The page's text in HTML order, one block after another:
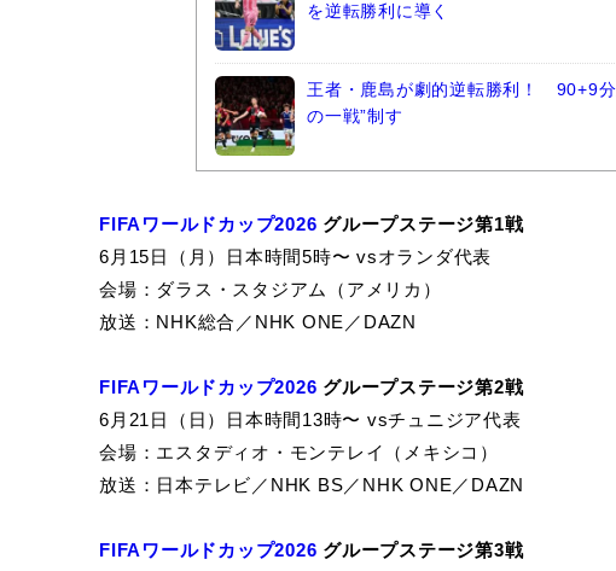
を逆転勝利に導く
王者・鹿島が劇的逆転勝利！ 90+9
の一戦”制す
FIFAワールドカップ2026 グループステージ第1戦
6月15日（月）日本時間5時〜 vsオランダ代表
会場：ダラス・スタジアム（アメリカ）
放送：NHK総合／NHK ONE／DAZN
FIFAワールドカップ2026 グループステージ第2戦
6月21日（日）日本時間13時〜 vsチュニジア代表
会場：エスタディオ・モンテレイ（メキシコ）
放送：日本テレビ／NHK BS／NHK ONE／DAZN
FIFAワールドカップ2026 グループステージ第3戦